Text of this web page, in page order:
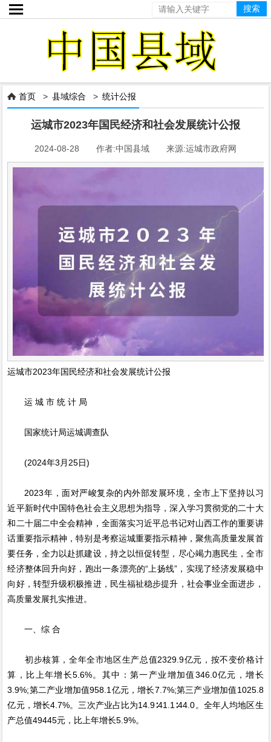

 首页 >县域综合 >统计公报
运城市2023年国民经济和社会发展统计公报
2024-08-28 作者:中国县域 来源:运城市政府网
运城市2023年国民经济和社会发展统计公报
运 城 市 统 计 局
国家统计局运城调查队
(2024年3月25日)
2023年，面对严峻复杂的内外部发展环境，全市上下坚持以习
近平新时代中国特色社会主义思想为指导，深入学习贯彻党的二十大
和二十届二中全会精神，全面落实习近平总书记对山西工作的重要讲
话重要指示精神，特别是考察运城重要指示精神，聚焦高质量发展首
要任务，全力以赴抓建设，持之以恒促转型，尽心竭力惠民生，全市
经济整体回升向好，跑出一条漂亮的“上扬线”，实现了经济发展稳中
向好，转型升级积极推进，民生福祉稳步提升，社会事业全面进步，
高质量发展扎实推进。
一、综 合
初步核算，全年全市地区生产总值2329.9亿元，按不变价格计
算，比上年增长5.6%。其中：第一产业增加值346.0亿元，增长
3.9%;第二产业增加值958.1亿元，增长7.7%;第三产业增加值1025.8
亿元，增长4.7%。三次产业占比为14.9∶41.1∶44.0。全年人均地区生
产总值49445元，比上年增长5.9%。